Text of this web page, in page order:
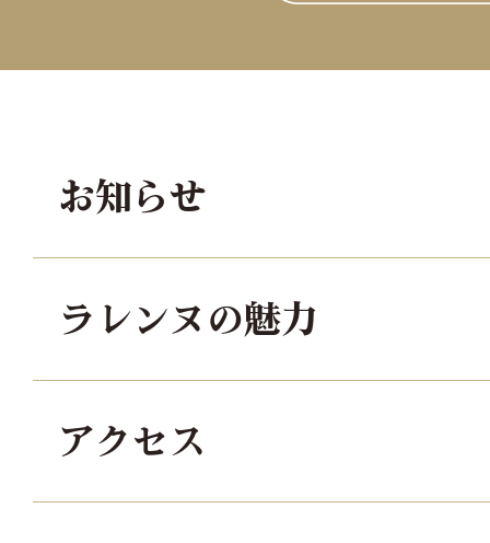
お知らせ
ラレンヌの魅力
アクセス